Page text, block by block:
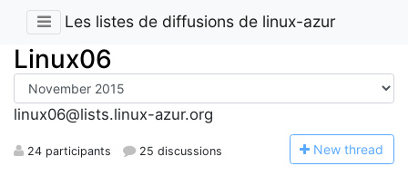
Les listes de diffusions de linux-azur
Linux06
linux06@lists.linux-azur.org
24 participants 25 discussions New thread